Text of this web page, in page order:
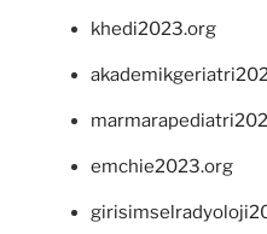
khedi2023.org
emchie2023.org